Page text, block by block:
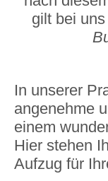
gilt bei
In unserer
angenehme
einem
Hier stehen
Aufzug für